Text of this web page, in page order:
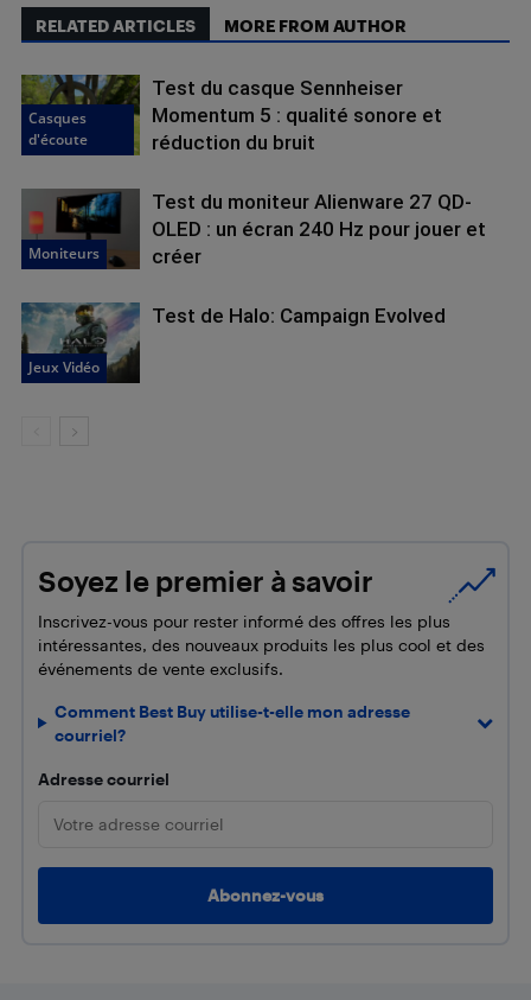
RELATED ARTICLES MORE FROM AUTHOR
Casques
d'écoute
Test du casque Sennheiser
Momentum 5 : qualité sonore et
réduction du bruit
Moniteurs
Test du moniteur Alienware 27 QD-
OLED : un écran 240 Hz pour jouer et
créer
Jeux Vidéo
Test de Halo: Campaign Evolved
Soyez le premier à savoir
Inscrivez-vous pour rester informé des offres les plus
intéressantes, des nouveaux produits les plus cool et des
événements de vente exclusifs.
Comment Best Buy utilise-t-elle mon adresse
courriel?
Adresse courriel